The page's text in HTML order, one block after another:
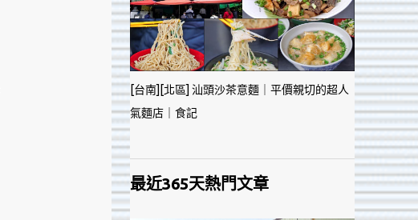
[台南][北區] 汕頭沙茶意麵｜平價親切的超人
氣麵店｜食記
最近365天熱門文章